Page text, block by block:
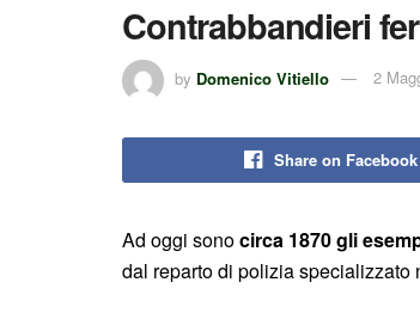
Contrabbandieri
by Domenico Vitiello 2
Share on Facebook
Ad oggi sonocirca 1870 gli
dal reparto di polizia specializzato